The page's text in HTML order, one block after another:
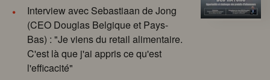
Interview avec Sebastiaan de Jong
(CEO Douglas Belgique et Pays-
Bas) : "Je viens du retail alimentaire.
C'est là que j'ai appris ce qu'est
l'efficacité"